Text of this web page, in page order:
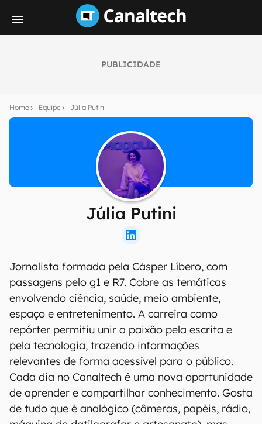
PUBLICIDADE
Home Equipe Júlia Putini
Júlia Putini
Jornalista formada pela Cásper Líbero, com
passagens pelo g1 e R7. Cobre as temáticas
envolvendo ciência, saúde, meio ambiente,
espaço e entretenimento. A carreira como
repórter permitiu unir a paixão pela escrita e
pela tecnologia, trazendo informações
relevantes de forma acessível para o público.
Cada dia no Canaltech é uma nova oportunidade
de aprender e compartilhar conhecimento. Gosta
de tudo que é analógico (câmeras, papéis, rádio,